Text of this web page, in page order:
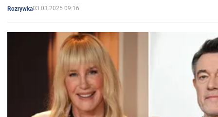
Rozrywka03.03.2025 09:16